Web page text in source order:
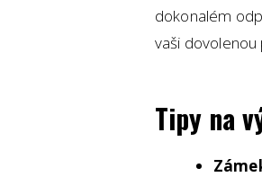
dokonalém
vaši
Tipy na